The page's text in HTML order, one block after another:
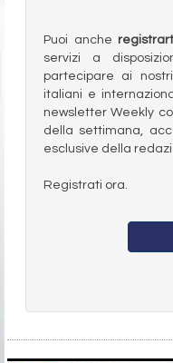
Puoi anche
servizi a
partecipare ai
italiani e
newsletter Weekly
della settimana,
esclusive della
Registrati ora.